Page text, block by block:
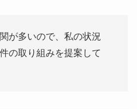
が多いので、私の状況
の取り組みを提案して